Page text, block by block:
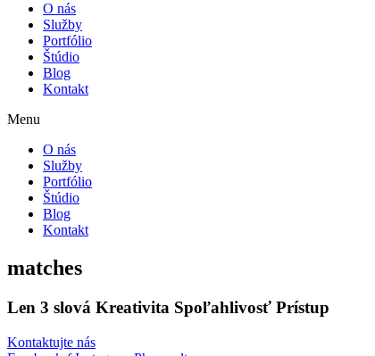
O nás
Služby
Portfólio
Štúdio
Blog
Kontakt
Menu
O nás
Služby
Portfólio
Štúdio
Blog
Kontakt
matches
Len 3 slová Kreativita Spoľahlivosť Prístup
Kontaktujte nás